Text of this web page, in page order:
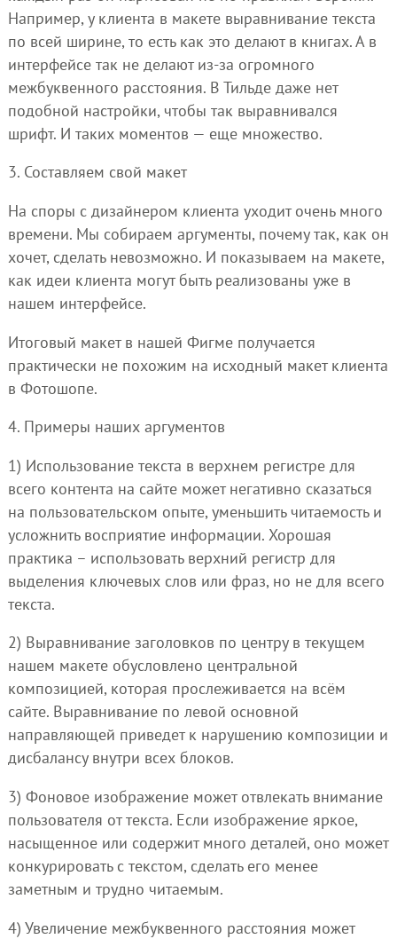
Например, у клиента в макете выравнивание текста
по всей ширине, то есть как это делают в книгах. А в
интерфейсе так не делают из-за огромного
межбуквенного расстояния. В Тильде даже нет
подобной настройки, чтобы так выравнивался
шрифт. И таких моментов — еще множество.
3. Составляем свой макет
На споры с дизайнером клиента уходит очень много
времени. Мы собираем аргументы, почему так, как он
хочет, сделать невозможно. И показываем на макете,
как идеи клиента могут быть реализованы уже в
нашем интерфейсе.
Итоговый макет в нашей Фигме получается
практически не похожим на исходный макет клиента
в Фотошопе.
4. Примеры наших аргументов
1) Использование текста в верхнем регистре для
всего контента на сайте может негативно сказаться
на пользовательском опыте, уменьшить читаемость и
усложнить восприятие информации. Хорошая
практика – использовать верхний регистр для
выделения ключевых слов или фраз, но не для всего
текста.
2) Выравнивание заголовков по центру в текущем
нашем макете обусловлено центральной
композицией, которая прослеживается на всём
сайте. Выравнивание по левой основной
направляющей приведет к нарушению композиции и
дисбалансу внутри всех блоков.
3) Фоновое изображение может отвлекать внимание
пользователя от текста. Если изображение яркое,
насыщенное или содержит много деталей, оно может
конкурировать с текстом, сделать его менее
заметным и трудно читаемым.
4) Увеличение межбуквенного расстояния может